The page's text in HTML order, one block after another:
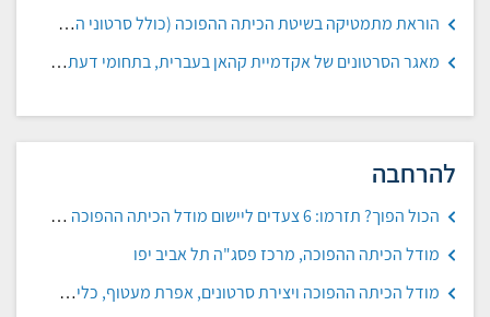
הוראת מתמטיקה בשיטת הכיתה ההפוכה (כולל סרטוני הדגמה), תיכונט ת"א
מאגר הסרטונים של אקדמיית קהאן בעברית, בתחומי דעת שונים
להרחבה
הכול הפוך? תזרמו: 6 צעדים ליישום מודל הכיתה ההפוכה בהוראה מרחוק, אדוה גבאי-עפר, הגיע זמן חינוך
מודל הכיתה ההפוכה, מרכז פסג"ה תל אביב יפו
מודל הכיתה ההפוכה ויצירת סרטונים, אפרת מעטוף, כלים קטנים גדולים